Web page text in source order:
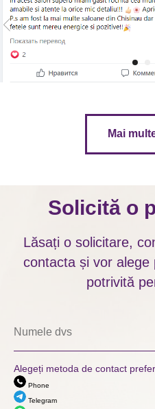
Mai
Solicită o
Lăsați o solicitare,
contacta și vor
potrivită
Alegeți metoda de contact
Phone
Telegram